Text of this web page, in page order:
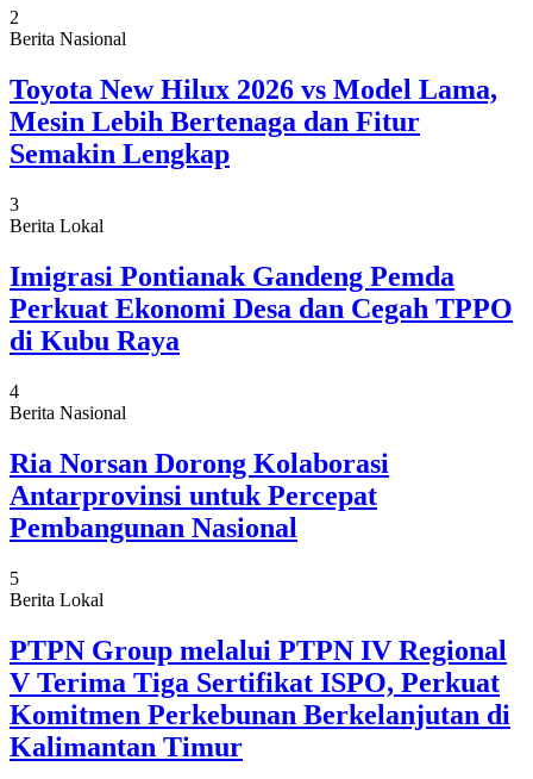
2
Berita Nasional
Toyota New Hilux 2026 vs Model Lama,
Mesin Lebih Bertenaga dan Fitur
Semakin Lengkap
3
Berita Lokal
Imigrasi Pontianak Gandeng Pemda
Perkuat Ekonomi Desa dan Cegah TPPO
di Kubu Raya
4
Berita Nasional
Ria Norsan Dorong Kolaborasi
Antarprovinsi untuk Percepat
Pembangunan Nasional
5
Berita Lokal
PTPN Group melalui PTPN IV Regional
V Terima Tiga Sertifikat ISPO, Perkuat
Komitmen Perkebunan Berkelanjutan di
Kalimantan Timur